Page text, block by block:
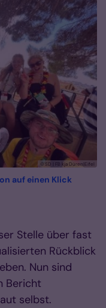
© SD | FB kja Düren|Eifel
auf einen Klick
Stelle über fast
Rückblick
Nun sind
Bericht
selbst.